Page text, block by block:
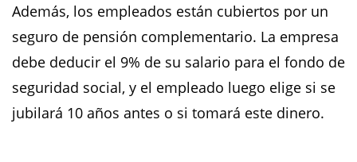
Además, los empleados están cubiertos por un
seguro de pensión complementario. La empresa
debe deducir el 9% de su salario para el fondo de
seguridad social, y el empleado luego elige si se
jubilará 10 años antes o si tomará este dinero.